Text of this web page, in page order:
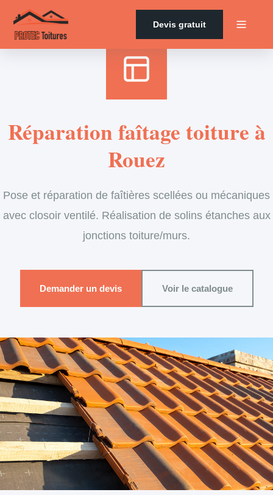
Devis gratuit
Réparation faîtage toiture à
Rouez
Pose et réparation de faîtières scellées ou mécaniques
avec closoir ventilé. Réalisation de solins étanches aux
jonctions toiture/murs.
Demander un devis Voir le catalogue